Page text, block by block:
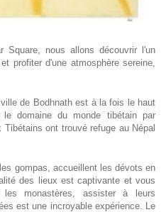
Square, nous allons découvrir l'un
profiter d'une atmosphère sereine,
de Bodhnath est à la fois le haut
domaine du monde tibétain par
ont trouvé refuge au Népal
gompas, accueillent les dévots en
des lieux est captivante et vous
monastères, assister à leurs
est une incroyable expérience. Le